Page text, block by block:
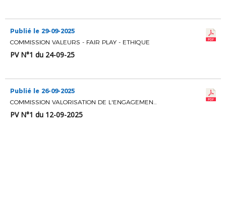
Publié le 29-09-2025
COMMISSION VALEURS - FAIR PLAY - ETHIQUE
PV N°1 du 24-09-25
Publié le 26-09-2025
COMMISSION VALORISATION DE L'ENGAGEMENT BENEVOLE
PV N°1 du 12-09-2025